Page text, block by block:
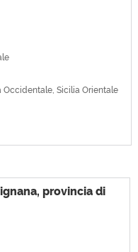
Occidentale, Sicilia Orientale
provincia di